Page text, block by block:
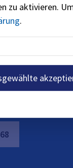
zu aktivieren.
.